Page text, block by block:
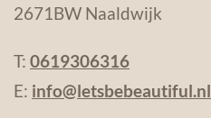
2671BW Naaldwijk
T: 0619306316
E: info@letsbebeautiful.nl